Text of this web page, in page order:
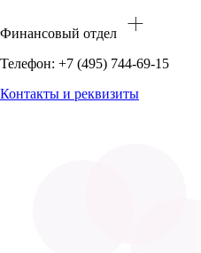
Финансовый отдел
Телефон: +7 (495) 744-69-15
Контакты и реквизиты